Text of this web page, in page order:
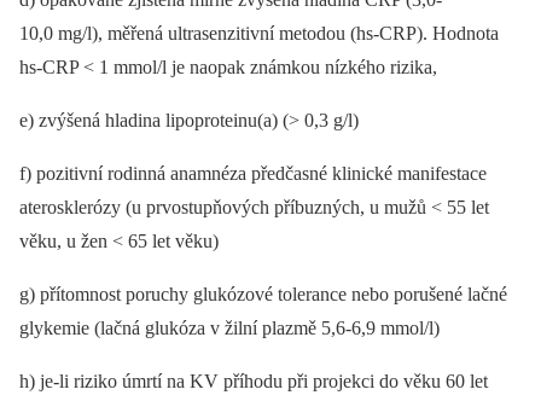
10,0 mg/l), měřená ultrasenzitivní metodou (hs-CRP). Hodnota
hs-CRP < 1 mmol/l je naopak známkou nízkého rizika,
e) zvýšená hladina lipoproteinu(a) (> 0,3 g/l)
f) pozitivní rodinná anamnéza předčasné klinické manifestace
aterosklerózy (u prvostupňových příbuzných, u mužů < 55 let
věku, u žen < 65 let věku)
g) přítomnost poruchy glukózové tolerance nebo porušené lačné
glykemie (lačná glukóza v žilní plazmě 5,6-6,9 mmol/l)
h) je-li riziko úmrtí na KV příhodu při projekci do věku 60 let